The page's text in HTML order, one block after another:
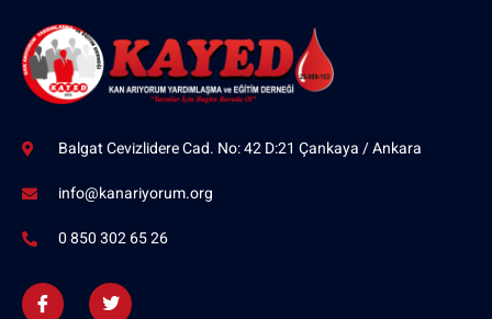
Balgat Cevizlidere Cad. No: 42 D:21 Çankaya / Ankara
info@kanariyorum.org
0 850 302 65 26